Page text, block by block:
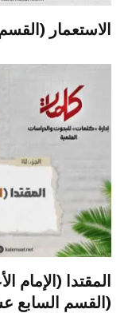
الاستعمار
المقتدا (الإمام
(القسم السابع